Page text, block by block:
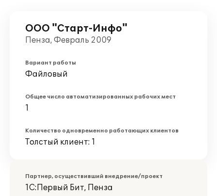
ООО "Старт-Инфо"
Пенза, Февраль 2009
Вариант работы
Файловый
Общее число автоматизированных рабочих мест
1
Количество одновременно работающих клиентов
Толстый клиент: 1
Партнер, осуществивший внедрение/проект
1С:Первый Бит, Пенза